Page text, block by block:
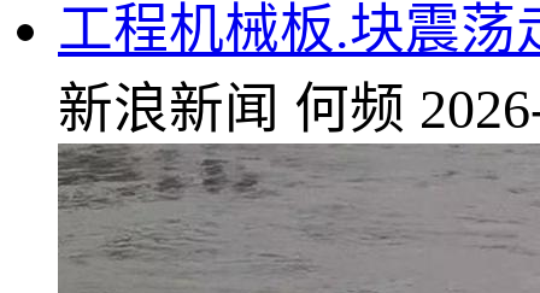
工程机械板.块震荡
新浪新闻 何频